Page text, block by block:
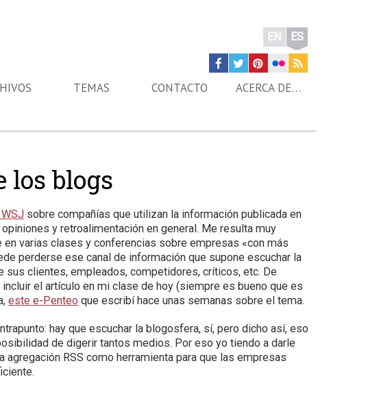
EN ES
TEMAS CONTACTO ACERCA DE…
los blogs
sobre compañías que utilizan la información publicada en
y retroalimentación en general. Me resulta muy
varias clases y conferencias sobre empresas «con más
perderse ese canal de información que supone escuchar la
sus clientes, empleados, competidores, críticos, etc. De
el artículo en mi clase de hoy (siempre es bueno que es
este e-Penteo que escribí hace unas semanas sobre el tema.
hay que escuchar la blogosfera, sí, pero dicho así, eso
de digerir tantos medios. Por eso yo tiendo a darle
RSS como herramienta para que las empresas